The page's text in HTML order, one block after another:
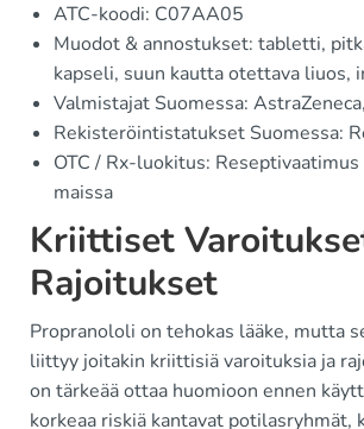
ATC-koodi: C07AA05
Muodot & annostukset: tabletti,
kapseli, suun kautta otettava liuos,
Valmistajat Suomessa:
Rekisteröintistatukset Suomessa:
OTC / Rx-luokitus:
maissa
Kriittiset
Rajoitukset
Propranololi on tehokas lääke, mutta
liittyy joitakin kriittisiä varoituksia ja
on tärkeää ottaa huomioon ennen
korkeaa riskiä kantavat potilasryhmät,